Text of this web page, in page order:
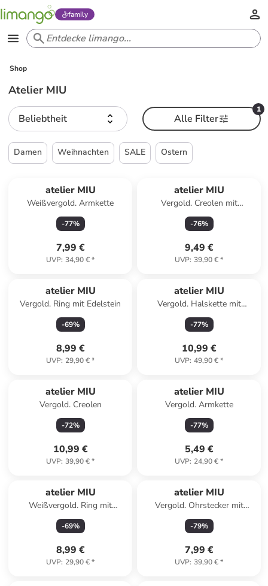
family
Shop
Atelier MIU
Beliebtheit
1
Alle Filter
Damen Weihnachten SALE Ostern
atelier MIU
Weißvergold. Armkette
-77%
7,99 €
UVP: 34,90 €*
atelier MIU
Vergold. Creolen mit
Edelsteinen
-76%
9,49 €
UVP: 39,90 €*
atelier MIU
Vergold. Ring mit Edelstein
-69%
8,99 €
UVP: 29,90 €*
atelier MIU
Vergold. Halskette mit
Anhänger - (L)45 cm
-77%
10,99 €
UVP: 49,90 €*
atelier MIU
Vergold. Creolen
-72%
10,99 €
UVP: 39,90 €*
atelier MIU
Vergold. Armkette
-77%
5,49 €
UVP: 24,90 €*
atelier MIU
Weißvergold. Ring mit
Edelsteinen
-69%
8,99 €
UVP: 29,90 €*
atelier MIU
Vergold. Ohrstecker mit
Edelsteinen
-79%
7,99 €
UVP: 39,90 €*